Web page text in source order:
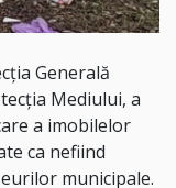
Generală
Mediului, a
a imobilelor
ca nefiind
municipale.